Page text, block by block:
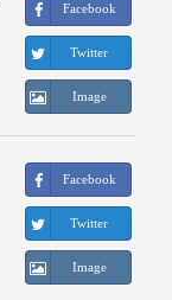
Facebook
Twitter
Image
Facebook
Twitter
Image